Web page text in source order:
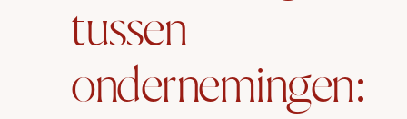
tussen
ondernemingen: